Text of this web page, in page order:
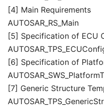
[4] Main Requirements
AUTOSAR_RS_Main
[5] Specification of ECU
[6] Specification of
[7] Generic Structure